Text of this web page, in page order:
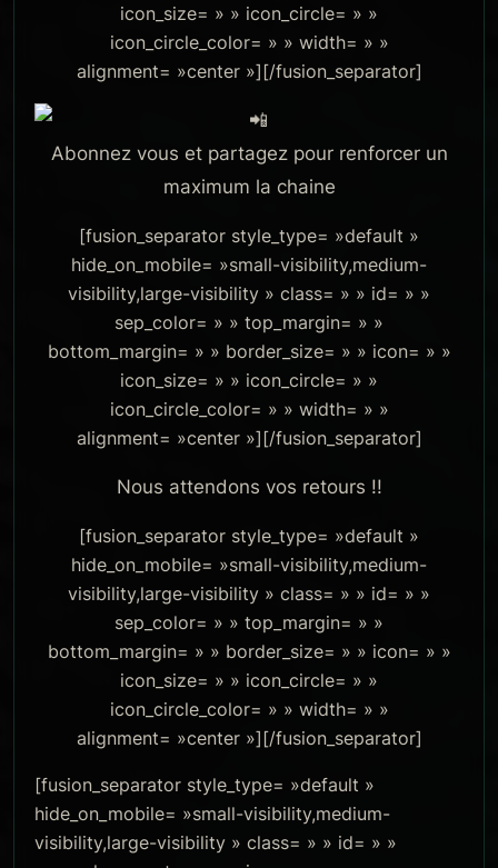
icon_size= » » icon_circle= » »
icon_circle_color= » » width= » »
alignment= »center »][/fusion_separator]
Abonnez vous et partagez pour renforcer un
maximum la chaine
[fusion_separator style_type= »default »
hide_on_mobile= »small-visibility,medium-
visibility,large-visibility » class= » » id= » »
sep_color= » » top_margin= » »
bottom_margin= » » border_size= » » icon= » »
icon_size= » » icon_circle= » »
icon_circle_color= » » width= » »
alignment= »center »][/fusion_separator]
Nous attendons vos retours !!
[fusion_separator style_type= »default »
hide_on_mobile= »small-visibility,medium-
visibility,large-visibility » class= » » id= » »
sep_color= » » top_margin= » »
bottom_margin= » » border_size= » » icon= » »
icon_size= » » icon_circle= » »
icon_circle_color= » » width= » »
alignment= »center »][/fusion_separator]
[fusion_separator style_type= »default »
hide_on_mobile= »small-visibility,medium-
visibility,large-visibility » class= » » id= » »